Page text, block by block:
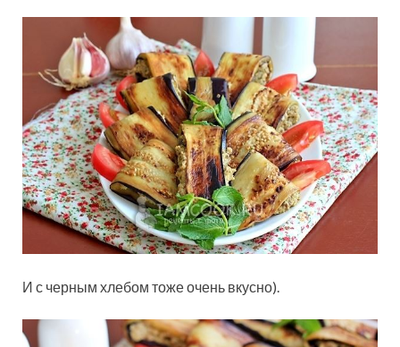
И с черным хлебом тоже очень вкусно).